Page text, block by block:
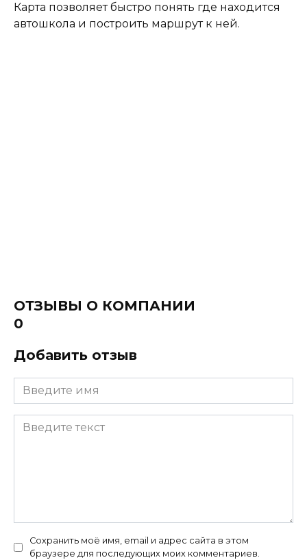
Карта позволяет быстро понять где находится
автошкола и построить маршрут к ней.
ОТЗЫВЫ О КОМПАНИИ
0
Добавить отзыв
Сохранить моё имя, email и адрес сайта в этом
браузере для последующих моих комментариев.